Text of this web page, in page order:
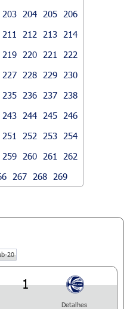
203 204 205
206
211 212 213
214
219 220 221
222
227 228 229
230
235 236 237
238
243 244 245
246
251 252 253
254
259 260 261
262
267 268 269
20
1
Detalhes